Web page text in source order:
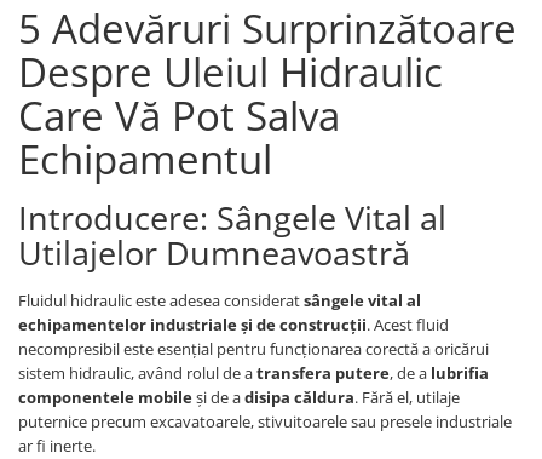
5 Adevăruri Surprinzătoare
Despre Uleiul Hidraulic
Care Vă Pot Salva
Echipamentul
Introducere: Sângele Vital al
Utilajelor Dumneavoastră
Fluidul hidraulic este adesea consideratsângele vital al
echipamentelor industriale și de construcții. Acest fluid
necompresibil este esențial pentru funcționarea corectă a oricărui
sistem hidraulic, având rolul de atransfera putere, de a lubrifia
componentele mobileși de adisipa căldura. Fără el, utilaje
puternice precum excavatoarele, stivuitoarele sau presele industriale
ar fi inerte.